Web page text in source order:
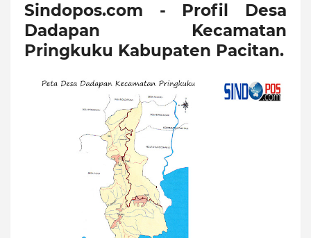
Sindopos.com - Profil Desa
Dadapan Kecamatan
Pringkuku Kabupaten Pacitan.